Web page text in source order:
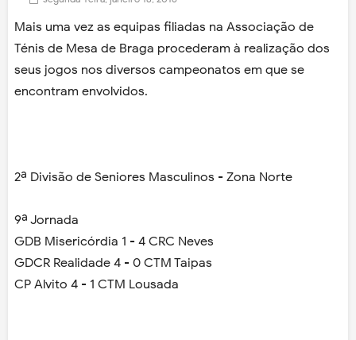
Mais uma vez as equipas filiadas na Associação de
Ténis de Mesa de Braga procederam à realização dos
seus jogos nos diversos campeonatos em que se
encontram envolvidos.
2ª Divisão de Seniores Masculinos - Zona Norte
9ª Jornada
GDB Misericórdia 1 - 4 CRC Neves
GDCR Realidade 4 - 0 CTM Taipas
CP Alvito 4 - 1 CTM Lousada